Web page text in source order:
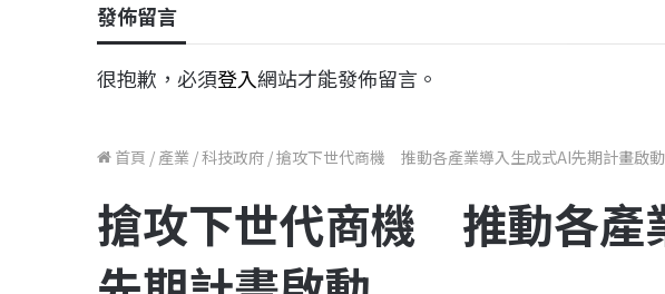
發佈留言
很抱歉，必須登入網站才能發佈留言。